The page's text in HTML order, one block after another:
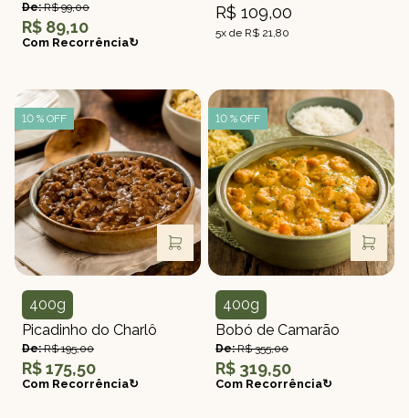
De:R$ 99,00
R$ 89,10
Com Recorrência↻
R$ 109,00
5x de R$ 21,80
10 % OFF
Peso
400g
Picadinho do Charlô
De:R$ 195,00
R$ 175,50
Com Recorrência↻
10 % OFF
Peso
400g
Bobó de Camarão
De:R$ 355,00
R$ 319,50
Com Recorrência↻